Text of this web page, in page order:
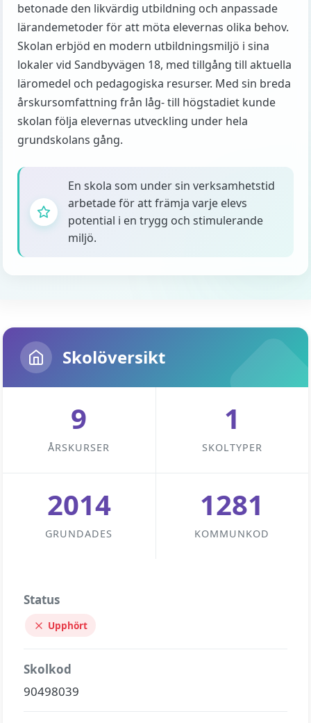
betonade den likvärdig utbildning och anpassade
lärandemetoder för att möta elevernas olika behov.
Skolan erbjöd en modern utbildningsmiljö i sina
lokaler vid Sandbyvägen 18, med tillgång till aktuella
läromedel och pedagogiska resurser. Med sin breda
årskursomfattning från låg- till högstadiet kunde
skolan följa elevernas utveckling under hela
grundskolans gång.
En skola som under sin verksamhetstid
arbetade för att främja varje elevs
potential i en trygg och stimulerande
miljö.
Skolöversikt
9
ÅRSKURSER
1
SKOLTYPER
2014
GRUNDADES
1281
KOMMUNKOD
Status
Upphört
Skolkod
90498039